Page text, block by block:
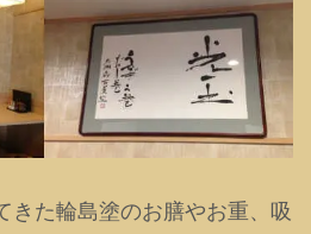
きた輪島塗のお膳やお重、吸